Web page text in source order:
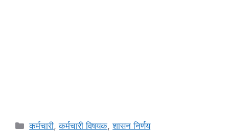
Categories
कर्मचारी,कर्मचारी विषयक,शासन निर्णय